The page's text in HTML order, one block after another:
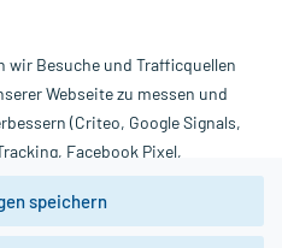
| Diese Webseite benutzt
dazu die wichtigen Hinweise in
den Widerruf einer Bestellung
wir Besuche und Trafficquellen
Webseite zu messen und
(Criteo, Google Signals,
Facebook Pixel,
die
speichern